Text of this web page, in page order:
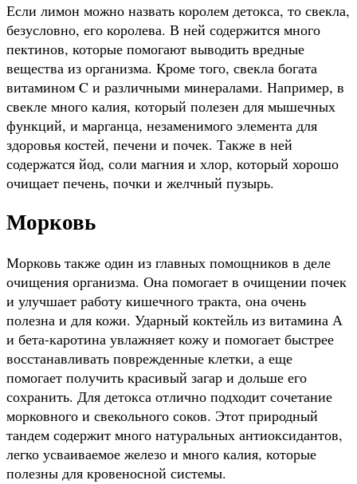
Если лимон можно назвать королем детокса, то свекла,
безусловно, его королева. В ней содержится много
пектинов, которые помогают выводить вредные
вещества из организма. Кроме того, свекла богата
витамином C и различными минералами. Например, в
свекле много калия, который полезен для мышечных
функций, и марганца, незаменимого элемента для
здоровья костей, печени и почек. Также в ней
содержатся йод, соли магния и хлор, который хорошо
очищает печень, почки и желчный пузырь.
Морковь
Морковь также один из главных помощников в деле
очищения организма. Она помогает в очищении почек
и улучшает работу кишечного тракта, она очень
полезна и для кожи. Ударный коктейль из витамина А
и бета-каротина увлажняет кожу и помогает быстрее
восстанавливать поврежденные клетки, а еще
помогает получить красивый загар и дольше его
сохранить. Для детокса отлично подходит сочетание
морковного и свекольного соков. Этот природный
тандем содержит много натуральных антиоксидантов,
легко усваиваемое железо и много калия, которые
полезны для кровеносной системы.